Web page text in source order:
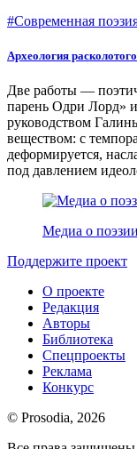
#Современная
Археология
Две работы —
парень Одри Лорд» и
руководством
веществом: с
деформируется,
под давлением
Медиа о поэзии
Поддержите проект
О проекте
Редакция
Авторы
Библиотека
Спецпроекты
Реклама
Конкурс
© Prosodia, 2026